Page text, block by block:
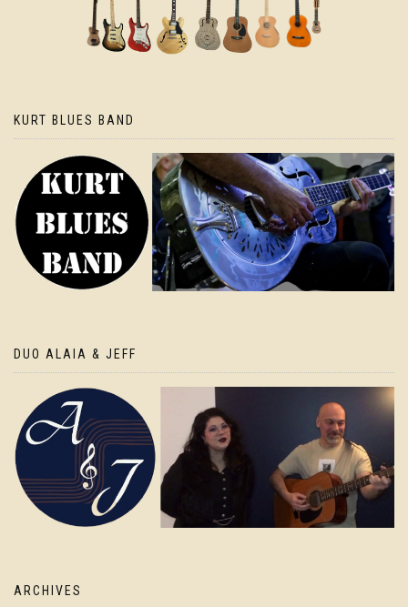
KURT BLUES BAND
DUO ALAIA & JEFF
ARCHIVES